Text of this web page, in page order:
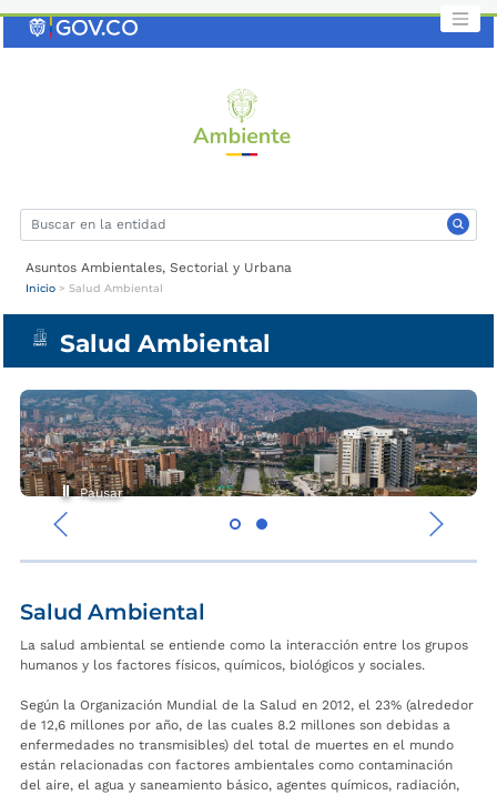
Asuntos Ambientales, Sectorial y Urbana
Inicio > Salud Ambiental
Salud Ambiental
‹
›
Pausar
Salud Ambiental
La salud ambiental se entiende como la interacción entre los grupos
humanos y los factores físicos, químicos, biológicos y sociales.
Según la Organización Mundial de la Salud en 2012, el 23% (alrededor
de 12,6 millones por año, de las cuales 8.2 millones son debidas a
enfermedades no transmisibles) del total de muertes en el mundo
están relacionadas con factores ambientales como contaminación
del aire, el agua y saneamiento básico, agentes químicos, radiación,